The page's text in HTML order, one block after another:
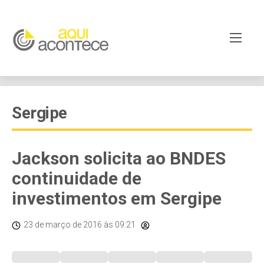
Sergipe
Jackson solicita ao BNDES
continuidade de
investimentos em Sergipe
23 de março de 2016 às 09:21